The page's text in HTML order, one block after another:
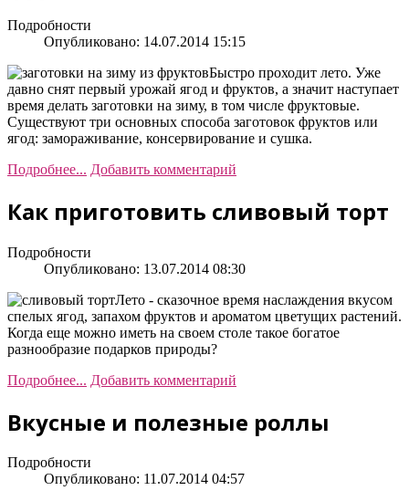
Подробности
Опубликовано: 14.07.2014 15:15
Быстро проходит лето. Уже
давно снят первый урожай ягод и фруктов, а значит наступает
время делать заготовки на зиму, в том числе фруктовые.
Существуют три основных способа заготовок фруктов или
ягод: замораживание, консервирование и сушка.
Подробнее... Добавить комментарий
Как приготовить сливовый торт
Подробности
Опубликовано: 13.07.2014 08:30
Лето - сказочное время наслаждения вкусом
спелых ягод, запахом фруктов и ароматом цветущих растений.
Когда еще можно иметь на своем столе такое богатое
разнообразие подарков природы?
Подробнее... Добавить комментарий
Вкусные и полезные роллы
Подробности
Опубликовано: 11.07.2014 04:57